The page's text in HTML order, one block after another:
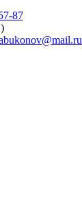
87